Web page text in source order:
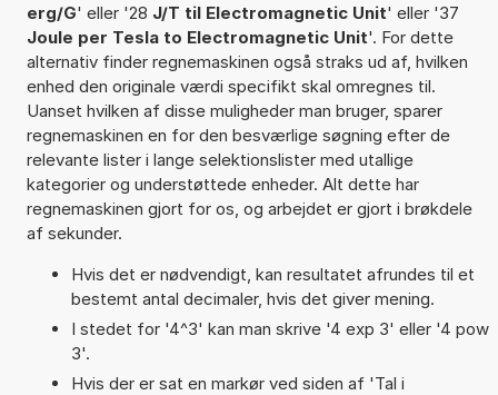
erg/G' eller '28 J/T til Electromagnetic Unit' eller '37
Joule per Tesla to Electromagnetic Unit'. For dette
alternativ finder regnemaskinen også straks ud af, hvilken
enhed den originale værdi specifikt skal omregnes til.
Uanset hvilken af disse muligheder man bruger, sparer
regnemaskinen en for den besværlige søgning efter de
relevante lister i lange selektionslister med utallige
kategorier og understøttede enheder. Alt dette har
regnemaskinen gjort for os, og arbejdet er gjort i brøkdele
af sekunder.
Hvis det er nødvendigt, kan resultatet afrundes til et
bestemt antal decimaler, hvis det giver mening.
I stedet for '4^3' kan man skrive '4 exp 3' eller '4 pow
3'.
Hvis der er sat en markør ved siden af 'Tal i